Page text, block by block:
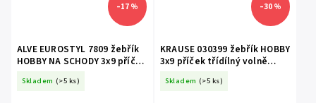
–17 %
ALVE EUROSTYL 7809 žebřík
HOBBY NA SCHODY 3x9 příček
Skladem (>5 ks)
–30 %
KRAUSE 030399 žebřík HOBBY
3x9 příček třídílný volně
Skladem (>5 ks)